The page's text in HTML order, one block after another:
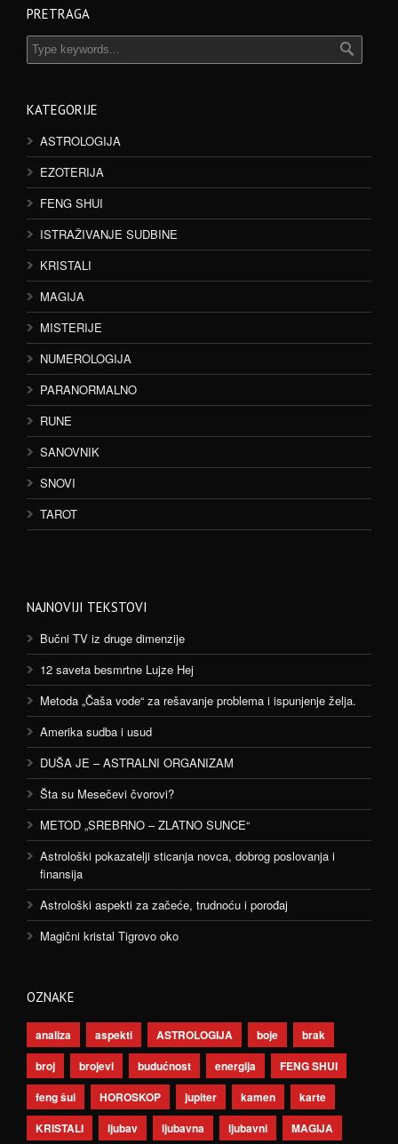
PRETRAGA
KATEGORIJE
ASTROLOGIJA
EZOTERIJA
FENG SHUI
ISTRAŽIVANJE SUDBINE
KRISTALI
MAGIJA
MISTERIJE
NUMEROLOGIJA
PARANORMALNO
RUNE
SANOVNIK
SNOVI
TAROT
NAJNOVIJI TEKSTOVI
Bučni TV iz druge dimenzije
12 saveta besmrtne Lujze Hej
Metoda „Čaša vode“ za rešavanje problema i ispunjenje želja.
Amerika sudba i usud
DUŠA JE – ASTRALNI ORGANIZAM
Šta su Mesečevi čvorovi?
METOD „SREBRNO – ZLATNO SUNCE“
Astrološki pokazatelji sticanja novca, dobrog poslovanja i
finansija
Astrološki aspekti za začeće, trudnoću i porođaj
Magični kristal Tigrovo oko
OZNAKE
analiza aspekti ASTROLOGIJA boje
brak
broj
brojevi budućnost energija
FENG SHUI
feng šui
HOROSKOP jupiter kamen
karte
KRISTALI
ljubav ljubavna ljubavni MAGIJA